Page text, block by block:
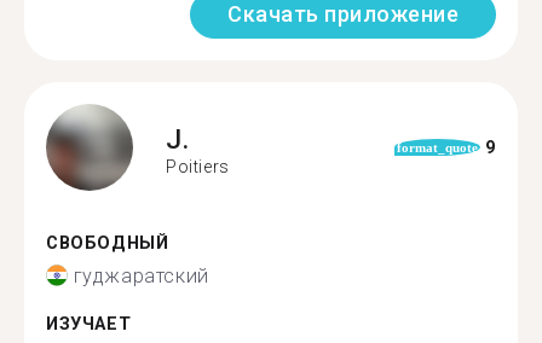
Скачать приложение
J.
Poitiers
format_quote 9
СВОБОДНЫЙ
гуджаратский
ИЗУЧАЕТ